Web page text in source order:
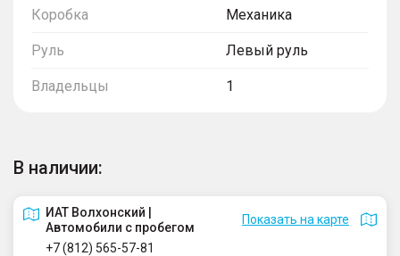
Коробка Механика
Руль Левый руль
Владельцы 1
В наличии:
ИАТ Волхонский |
Автомобили с пробегом
Показать на карте
+7 (812) 565-57-81